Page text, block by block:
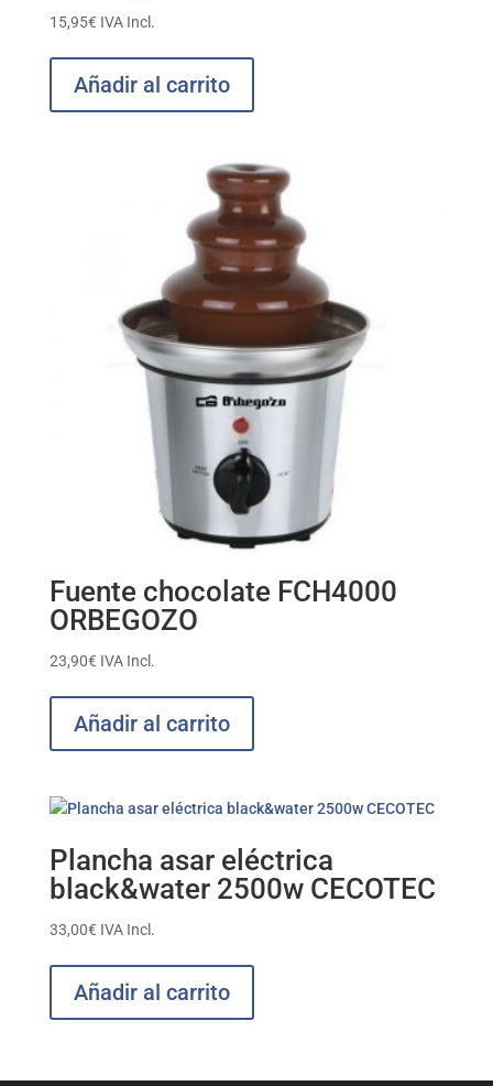
15,95€ IVA Incl.
Añadir al carrito
Fuente chocolate FCH4000
ORBEGOZO
23,90€ IVA Incl.
Añadir al carrito
Plancha asar eléctrica
black&water 2500w CECOTEC
33,00€ IVA Incl.
Añadir al carrito